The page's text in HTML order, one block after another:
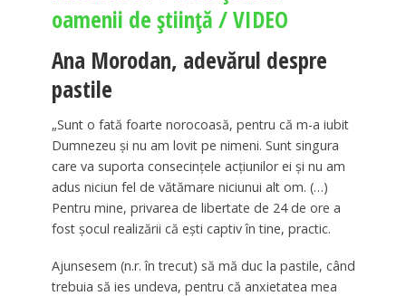
oamenii de ştiinţă / VIDEO
Ana Morodan, adevărul despre
pastile
„Sunt o fată foarte norocoasă, pentru că m-a iubit
Dumnezeu și nu am lovit pe nimeni. Sunt singura
care va suporta consecințele acțiunilor ei și nu am
adus niciun fel de vătămare niciunui alt om. (…)
Pentru mine, privarea de libertate de 24 de ore a
fost șocul realizării că ești captiv în tine, practic.
Ajunsesem (n.r. în trecut) să mă duc la pastile, când
trebuia să ies undeva, pentru că anxietatea mea